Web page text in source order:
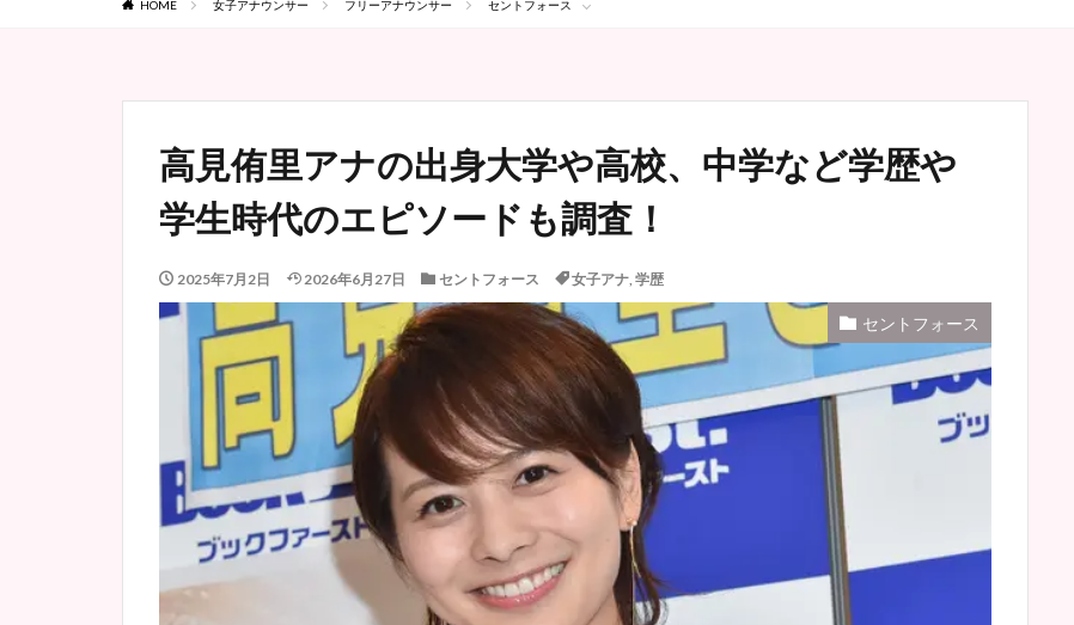
HOME 女子アナウンサー フリーアナウンサー セントフォース
高見侑里アナの出身大学や高校、中学など学歴や
学生時代のエピソードも調査！
2025年7月2日 2026年6月27日 セントフォース 女子アナ, 学歴
セントフォース